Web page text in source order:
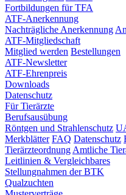
Fortbildungen für TFA
ATF-Anerkennung
Nachträgliche Anerkennung
ATF-Mitgliedschaft
Mitglied werden Bestellungen
ATF-Newsletter
ATF-Ehrenpreis
Downloads
Datenschutz
Für Tierärzte
Berufsausübung
Röntgen und Strahlenschutz
Merkblätter FAQ Datenschutz
Tierärzteordnung Amtliche
Leitlinien & Vergleichbares
Stellungnahmen der BTK
Qualzuchten